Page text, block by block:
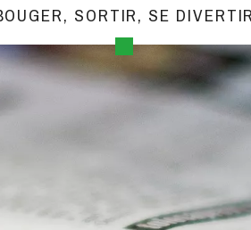
SORTIR, SE DIVERTIR